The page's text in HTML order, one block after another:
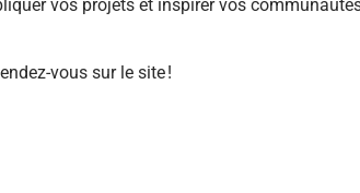
vos projets et inspirer vos
vous sur le site !